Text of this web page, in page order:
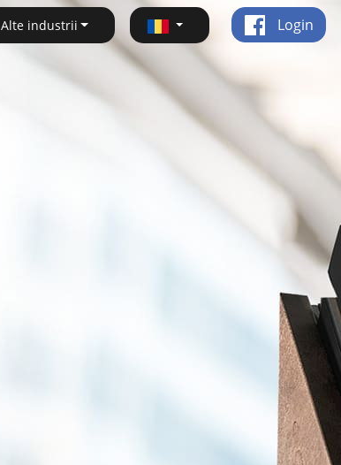
Alte industrii Login